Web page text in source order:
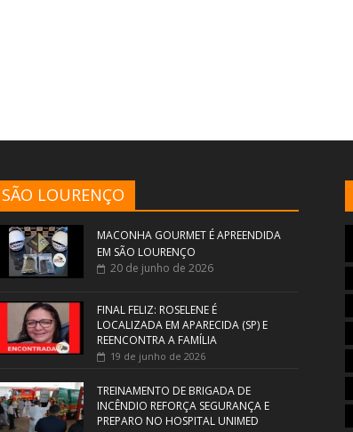
SÃO LOURENÇO
MACONHA GOURMET É APREENDIDA
EM SÃO LOURENÇO
20 de junho de 2026
FINAL FELIZ: ROSELENE É
LOCALIZADA EM APARECIDA (SP) E
REENCONTRA A FAMÍLIA
19 de junho de 2026
TREINAMENTO DE BRIGADA DE
INCÊNDIO REFORÇA SEGURANÇA E
PREPARO NO HOSPITAL UNIMED